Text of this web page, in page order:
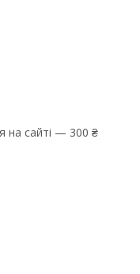
на сайті — 300 ₴